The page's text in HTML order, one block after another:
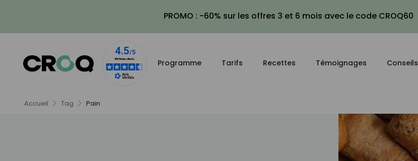
PROMO : -60% sur les offres 3 et 6 mois avec le code CROQ60
Programme Tarifs Recettes Témoignages Conseils
Accueil Tag Pain